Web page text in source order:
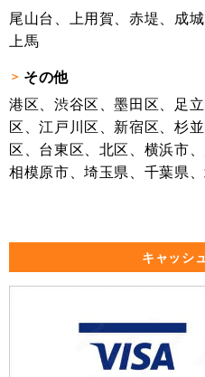
尾山台、上用賀、赤堤、成
上馬
その他
港区、渋谷区、墨田区、足
区、江戸川区、新宿区、杉
区、台東区、北区、横浜市
相模原市、埼玉県、千葉県
キャッシ